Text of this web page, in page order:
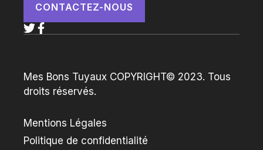
CONTACTEZ-NOUS
Mes Bons Tuyaux COPYRIGHT© 2023. Tous
droits réservés.
Mentions Légales
Politique de confidentialité